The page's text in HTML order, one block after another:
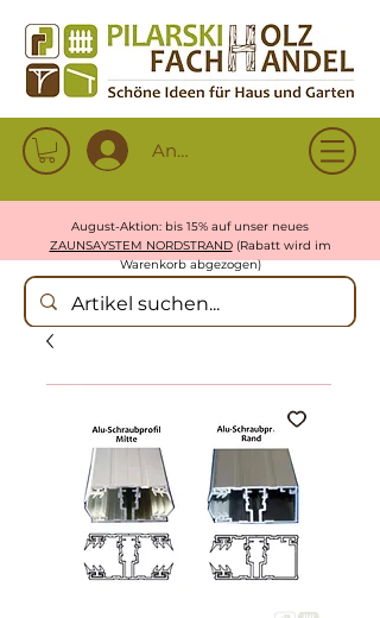
Anmelden
August-Aktion: bis 15% auf unser neues
ZAUNSAYSTEM NORDSTRAND(Rabatt wird im
Warenkorb abgezogen)